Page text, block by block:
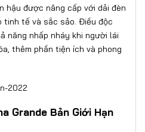
hậu được nâng cấp với dải đèn
tinh tế và sắc sảo. Điều độc
năng nhấp nháy khi người lái
thêm phần tiện ích và phong
Grande Bản Giới Hạn